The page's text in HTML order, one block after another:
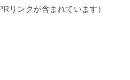
リンクが含まれています）